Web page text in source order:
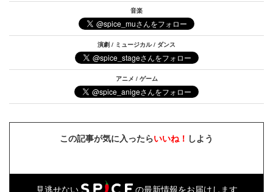
音楽
演劇 / ミュージカル / ダンス
アニメ / ゲーム
この記事が気に入ったらいいね！ しよう
見逃せない の最新情報をお届けします